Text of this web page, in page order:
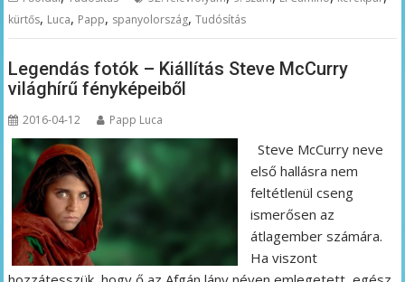
kürtős, Luca, Papp, spanyolország,Tudósítás
Legendás fotók – Kiállítás Steve McCurry
világhírű fényképeiből
2016-04-12 Papp Luca
Steve McCurry neve
első hallásra nem
feltétlenül cseng
ismerősen az
átlagember számára.
Ha viszont